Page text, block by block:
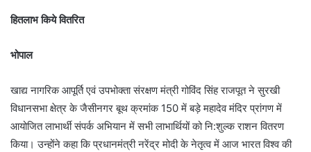
हितलाभ किये वितरित
भोपाल
खाद्य नागरिक आपूर्ति एवं उपभोक्ता संरक्षण मंत्री गोविंद सिंह राजपूत ने सुरखी
विधानसभा क्षेत्र के जैसीनगर बूथ क्रमांक 150 में बड़े महादेव मंदिर प्रांगण में
आयोजित लाभार्थी संपर्क अभियान में सभी लाभार्थियों को नि:शुल्क राशन वितरण
किया। उन्होंने कहा कि प्रधानमंत्री नरेंद्र मोदी के नेतृत्व में आज भारत विश्व की